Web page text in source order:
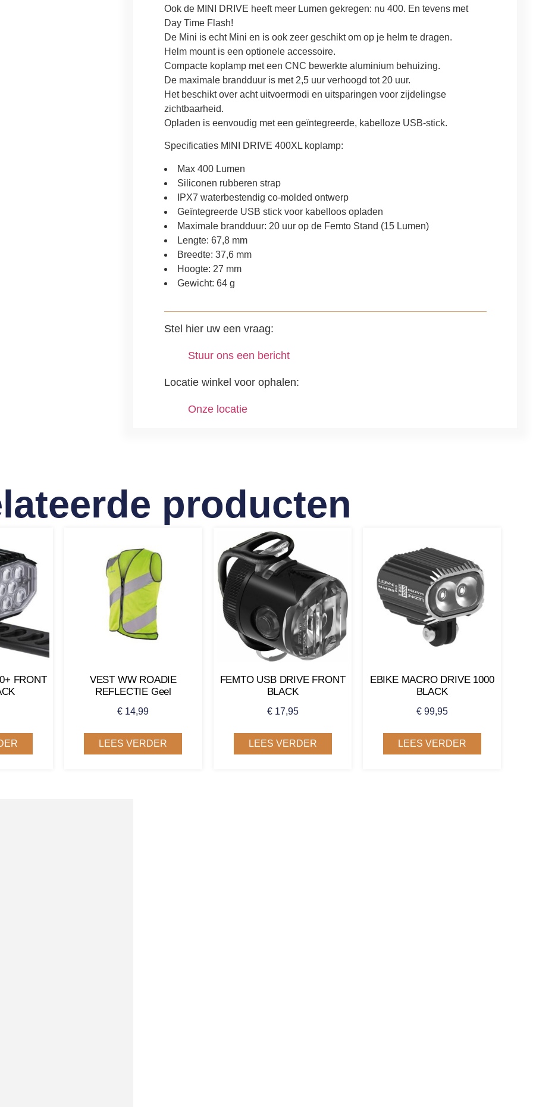
Ook de MINI DRIVE heeft meer Lumen gekregen: nu 400. En tevens met
Day Time Flash!
De Mini is echt Mini en is ook zeer geschikt om op je helm te dragen.
Helm mount is een optionele accessoire.
Compacte koplamp met een CNC bewerkte aluminium behuizing.
De maximale brandduur is met 2,5 uur verhoogd tot 20 uur.
Het beschikt over acht uitvoermodi en uitsparingen voor zijdelingse
zichtbaarheid.
Opladen is eenvoudig met een geïntegreerde, kabelloze USB-stick.
Specificaties MINI DRIVE 400XL koplamp:
Max 400 Lumen
Siliconen rubberen strap
IPX7 waterbestendig co-molded ontwerp
Geïntegreerde USB stick voor kabelloos opladen
Maximale brandduur: 20 uur op de Femto Stand (15 Lumen)
Lengte: 67,8 mm
Breedte: 37,6 mm
Hoogte: 27 mm
Gewicht: 64 g
Stel hier uw een vraag:
Stuur ons een bericht
Locatie winkel voor ophalen:
Onze locatie
producten
FRONT
VEST WW ROADIE
REFLECTIE Geel
€ 14,99
LEES VERDER
FEMTO USB DRIVE FRONT
BLACK
€17,95
LEES VERDER
EBIKE MACRO DRIVE 1000
BLACK
€99,95
LEES VERDER